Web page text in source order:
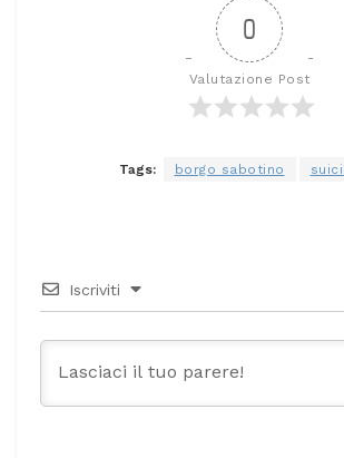
0
Valutazione Post
Tags: borgo sabotino
Iscriviti